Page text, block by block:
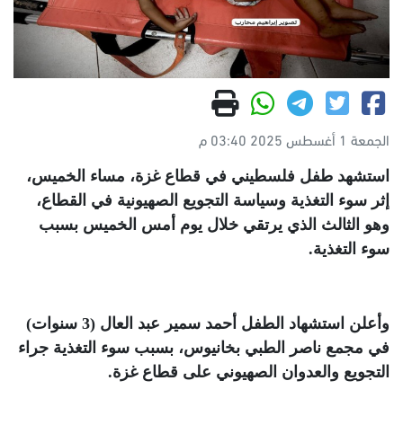
الجمعة 1 أغسطس 2025 03:40 م
استشهد طفل فلسطيني في قطاع غزة، مساء الخميس،
إثر سوء التغذية وسياسة التجويع الصهيونية في القطاع،
وهو الثالث الذي يرتقي خلال يوم أمس الخميس بسبب
سوء التغذية.
وأعلن استشهاد الطفل أحمد سمير عبد العال (3 سنوات)
في مجمع ناصر الطبي بخانيوس، بسبب سوء التغذية جراء
التجويع والعدوان الصهيوني على قطاع غزة.